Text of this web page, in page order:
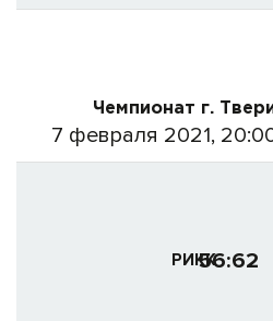
Чемпионат г.
7 февраля 2021,
РИКК56:62